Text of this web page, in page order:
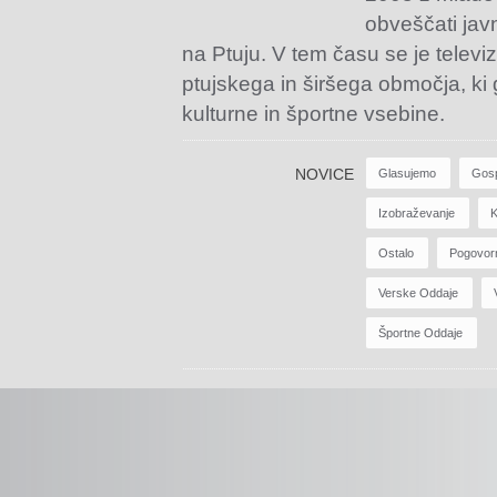
obveščati
na Ptuju. V tem času se je
ptujskega in širšega območja,
kulturne in športne vsebine.
NOVICE Glasujemo
Izobraževanje
Ostalo
Verske Oddaje
Športne Oddaje